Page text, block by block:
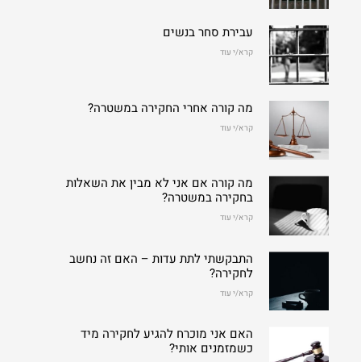
עבירת סחר בנשים
קרא/י עוד
מה קורה אחרי החקירה במשטרה?
קרא/י עוד
מה קורה אם אני לא מבין את השאלות
בחקירה במשטרה?
קרא/י עוד
התבקשתי לתת עדות – האם זה נחשב
לחקירה?
קרא/י עוד
האם אני מוכרח להגיע לחקירה מיד
כשמזמנים אותי?